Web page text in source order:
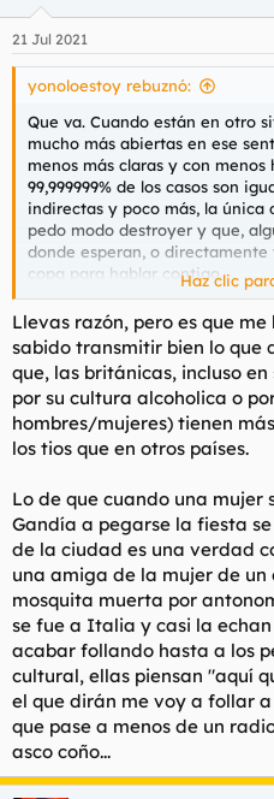
e
s
21 Jul 2021
yonoloestoy rebuznó:
Que va. Cuando están en otro
mucho más abiertas en ese
menos más claras y con
99,999999% de los casos son
indirectas y poco más, la única
pedo modo destroyer y que,
donde esperan, o
copa para hablar contigo.
He tenido varios
pretendían que les pagase una
cara. Los ingleses, en general,
gentleman, otros titubean y
comerse la tapa que viene
ellas las copas. "I dont pay for
sienten entre tremendamente
chiribitas ante tal personalidad.
el principio.
Haz clic
Llevas razón, pero es que
sabido transmitir bien lo que
que, las británicas, incluso en
por su cultura alcoholica o
hombres/mujeres) tienen
los tios que en otros países.
Lo de que cuando una mujer
Gandía a pegarse la fiesta
de la ciudad es una verdad
una amiga de la mujer de un
mosquita muerta por
se fue a Italia y casi la
acabar follando hasta a los
cultural, ellas piensan "aquí
el que dirán me voy a follar
que pase a menos de un
asco coño...